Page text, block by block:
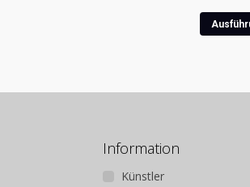
Information
Künstler